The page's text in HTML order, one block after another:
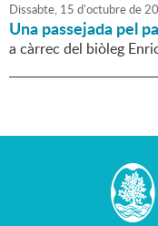
Dissabte, 15 d'octubrede
Una passejada pel
a càrrec del biòleg